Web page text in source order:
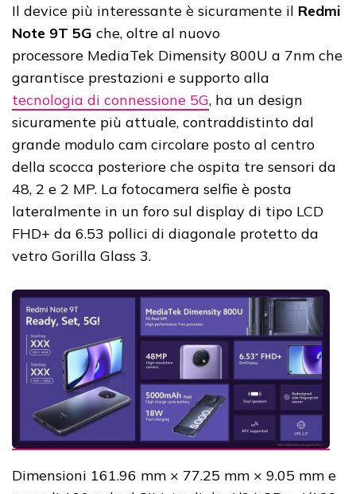
Il device più interessante è sicuramente il Redmi
Note 9T 5G che, oltre al nuovo
processore MediaTek Dimensity 800U a 7nm che
garantisce prestazioni e supporto alla
tecnologia di connessione 5G, ha un design
sicuramente più attuale, contraddistinto dal
grande modulo cam circolare posto al centro
della scocca posteriore che ospita tre sensori da
48, 2 e 2 MP. La fotocamera selfie è posta
lateralmente in un foro sul display di tipo LCD
FHD+ da 6.53 pollici di diagonale protetto da
vetro Gorilla Glass 3.
Dimensioni 161.96 mm × 77.25 mm × 9.05 mm e